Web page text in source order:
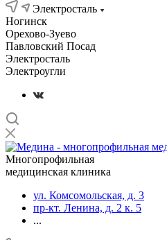
Электросталь
Ногинск
Орехово-Зуево
Павловский Посад
Электросталь
Электроугли
Многопрофильная
медицинская клиника
ул. Комсомольская, д. 3
пр-кт. Ленина, д. 2 к. 5
...